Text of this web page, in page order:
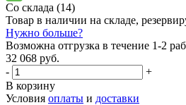
Со склада (14)
Товар в наличии на складе,
Нужно больше?
Возможна отгрузка в течение 1-2
32 068 руб.
-
+
В корзину
Условия оплаты и доставки